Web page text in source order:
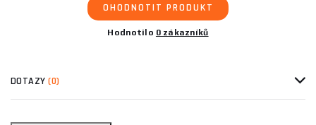
OHODNOTIT PRODUKT
Hodnotilo 0 zákazníků
DOTAZY(0)